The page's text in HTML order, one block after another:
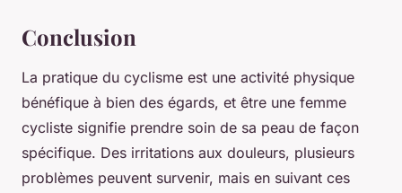
Conclusion
La pratique du cyclisme est une activité physique
bénéfique à bien des égards, et être une femme
cycliste signifie prendre soin de sa peau de façon
spécifique. Des irritations aux douleurs, plusieurs
problèmes peuvent survenir, mais en suivant ces